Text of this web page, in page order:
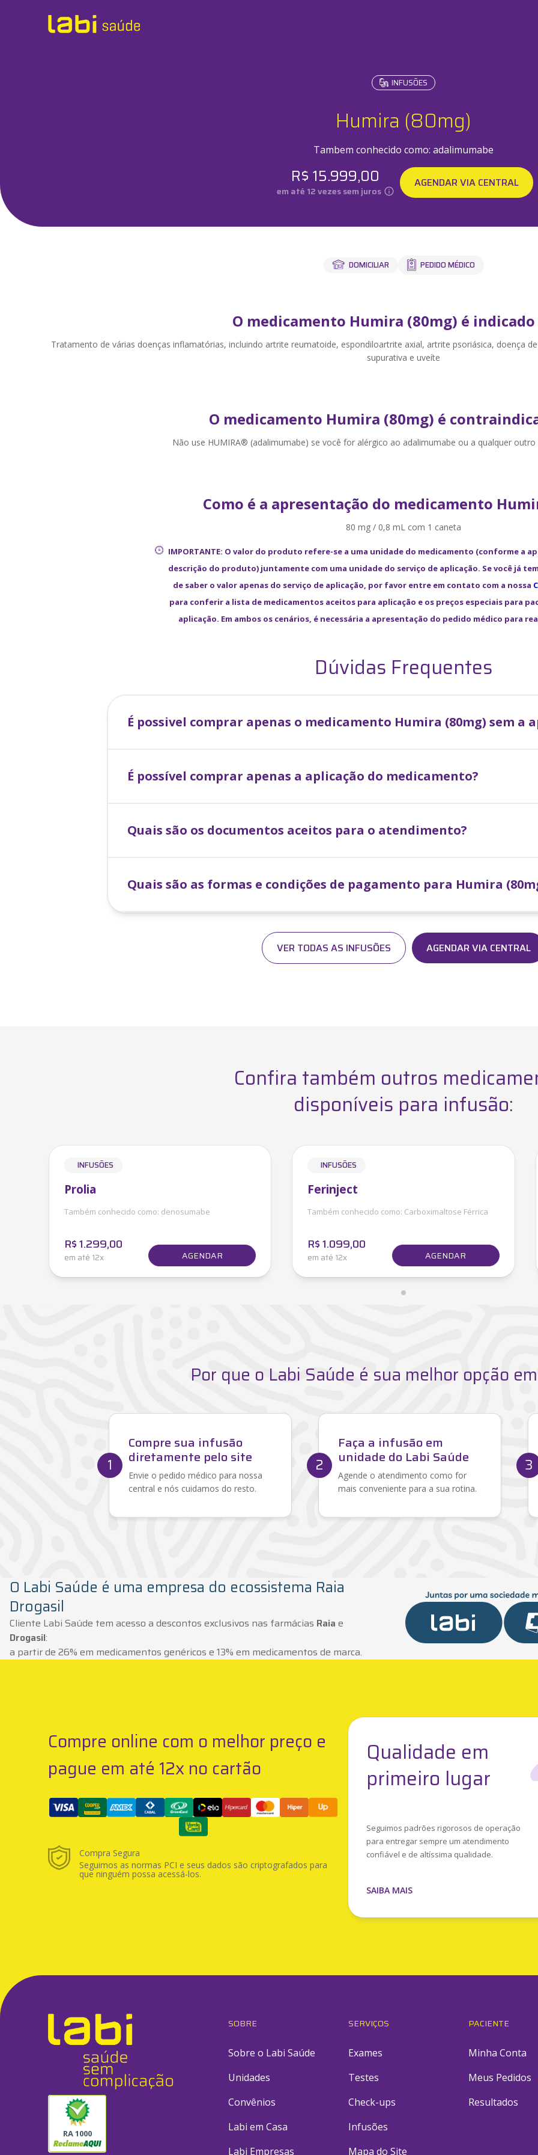
Contato
INFUSÕES
Humira (80mg)
Tambem conhecido como: adalimumabe
R$ 15.999,00
em até 12vezes sem juros
AGENDAR VIA CENTRAL
DOMICILIAR PEDIDO MÉDICO
O medicamento Humira (80mg) é
Tratamento de várias doenças inflamatórias, incluindo artrite reumatoide, espondiloartrite axial, artrite psoriásica, doença
supurativa e uveíte
O medicamento Humira (80mg) é
Não use HUMIRA® (adalimumabe) se você for alérgico ao adalimumabe ou a qualquer
Como é a apresentação do medicamento
80 mg / 0,8 mL com 1 caneta
IMPORTANTE: O valor do produto refere-se a uma unidade do medicamento (conforme a
descrição do produto) juntamente com uma unidade do serviço de aplicação. Se você já
de saber o valor apenas do serviço de aplicação, por favor entre em contato com a nossa
para conferir a lista de medicamentos aceitos para aplicação e os preços especiais para
aplicação. Em ambos os cenários, é necessária a apresentação do pedido médico para
Dúvidas Frequentes
É possivel comprar apenas o medicamento Humira (80mg) sem a
É possível comprar apenas a aplicação do medicamento?
Quais são os documentos aceitos para o atendimento?
Quais são as formas e condições de pagamento para Humira
VER TODAS AS INFUSÕES AGENDAR VIA CENTRAL
Confira também outros
disponíveis para infusão:
INFUSÕES
Prolia
Também conhecido como: denosumabe
R$1.299,00
em até 12x AGENDAR
INFUSÕES
Ferinject
Também conhecido como: Carboximaltose Férrica
R$1.099,00
em até 12x AGENDAR
Por que o Labi Saúde é sua melhor opção
1
Compre sua infusão
diretamente pelo site
Envie o pedido médico para nossa
central e nós cuidamos do resto.
2
Faça a infusão em
unidade do Labi Saúde
Agende o atendimento como for
mais conveniente para a sua rotina.
3
O Labi Saúde é uma empresa do ecossistema Raia
Drogasil
Cliente Labi Saúde tem acesso a descontos exclusivos nas farmácias Raia e
Drogasil:
a partir de 26% em medicamentos genéricos e 13% em medicamentos de marca.
Compre online com o melhor preço e
pague em até 12x no cartão
Compra Segura
Seguimos as normas PCI e seus dados são criptografados para
que ninguém possa acessá-los.
Qualidade em
primeiro lugar
Seguimos padrões rigorosos de operação
para entregar sempre um atendimento
confiável e de altíssima qualidade.
SAIBA MAIS
RA 1000
SOBRE
Sobre o Labi Saúde
Unidades
Convênios
Labi em Casa
Labi Empresas
SERVIÇOS
Exames
Testes
Check-ups
Infusões
Mapa do Site
PACIENTE
Minha Conta
Meus Pedidos
Resultados